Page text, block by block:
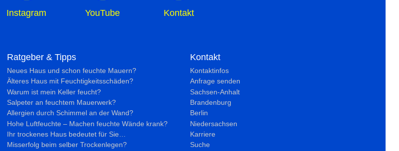
Instagram YouTube Kontakt
Ratgeber & Tipps
Neues Haus und schon feuchte Mauern?
Älteres Haus mit Feuchtig­keits­schäden?
Warum ist mein Keller feucht?
Salpeter an feuchtem Mauerwerk?
Allergien durch Schimmel an der Wand?
Hohe Luftfeuchte – Machen feuchte Wände krank?
Ihr trockenes Haus bedeutet für Sie…
Misserfolg beim selber Trockenlegen?
Kontakt
Kontaktinfos
Anfrage senden
Sachsen-Anhalt
Brandenburg
Berlin
Niedersachsen
Karriere
Suche